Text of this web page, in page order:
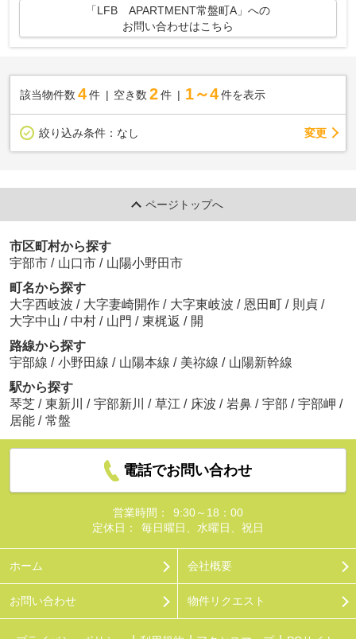
「LFB APARTMENT常盤町A」への
お問い合わせはこちら
該当物件数 4件 空き数 2 件 1～4 件を表示
絞り込み条件： なし 変更
ページトップへ
市区町村から探す
宇部市 / 山口市 / 山陽小野田市
町名から探す
大字西岐波 / 大字妻崎開作 / 大字東岐波 / 恩田町 / 則貞 /
大字中山 / 中村 / 山門 / 東梶返 / 開
路線から探す
宇部線 / 小野田線 / 山陽本線 / 美祢線 / 山陽新幹線
駅から探す
琴芝 / 東新川 / 宇部新川 / 草江 / 床波 / 岩鼻 / 宇部 / 宇部岬 /
居能 / 常盤
電話でお問い合わせ
営業時間：
9:30～18：00
定休日：
毎日曜日、水曜日、祝日
ホーム 会社概要
お問い合わせ 物件リクエスト